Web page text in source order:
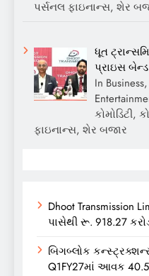
પર્સનલ ફાઇનાન્સ, શેર
ધૂત
પ્રાઇસ
In
કોમોડિટી,
ફાઇનાન્સ, શેર બજાર
Dhoot Transmission
પાસેથી રૂ. 918.27
બિગબ્લોક
Q1FY27માં આવક